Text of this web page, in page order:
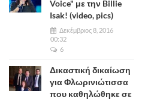
Voice" με την Billie
Isak! (video, pics)
Δεκέμβριος 8, 2016
00:32
6
Δικαστική δικαίωση
για Φλωρινιώτισσα
που καθηλώθηκε σε